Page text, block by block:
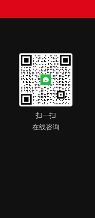
扫一扫
在线咨询